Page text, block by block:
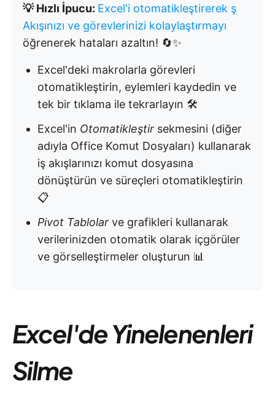
💡 Hızlı İpucu: Excel'i otomatikleştirerek ş
Akışınızı ve görevlerinizi kolaylaştırmayı
öğrenerek hataları azaltın! 🔄✨
Excel'deki makrolarla görevleri
otomatikleştirin, eylemleri kaydedin ve
tek bir tıklama ile tekrarlayın 🛠️
Excel'in Otomatikleştir sekmesini (diğer
adıyla Office Komut Dosyaları) kullanarak
iş akışlarınızı komut dosyasına
dönüştürün ve süreçleri otomatikleştirin
📋
Pivot Tablolar ve grafikleri kullanarak
verilerinizden otomatik olarak içgörüler
ve görselleştirmeler oluşturun 📊
Excel'de Yinelenenleri
Silme